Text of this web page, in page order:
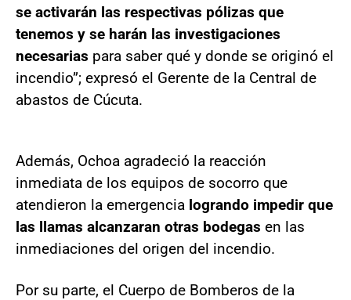
se activarán las respectivas pólizas que
tenemos y se harán las investigaciones
necesarias para saber qué y donde se originó el
incendio”; expresó el Gerente de la Central de
abastos de Cúcuta.
Además, Ochoa agradeció la reacción
inmediata de los equipos de socorro que
atendieron la emergencia logrando impedir que
las llamas alcanzaran otras bodegas en las
inmediaciones del origen del incendio.
Por su parte, el Cuerpo de Bomberos de la